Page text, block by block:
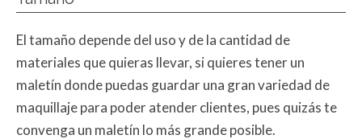
El tamaño depende del uso y de la cantidad de
materiales que quieras llevar, si quieres tener un
maletín donde puedas guardar una gran variedad de
maquillaje para poder atender clientes, pues quizás te
convenga un maletín lo más grande posible.